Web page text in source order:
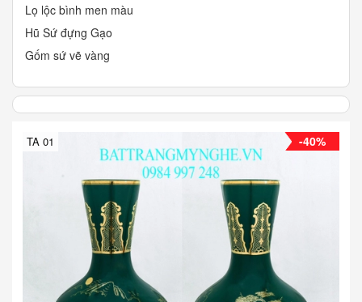
Lọ lộc bình men màu
Hũ Sứ đựng Gạo
Gốm sứ vẽ vàng
-40%
TA 01